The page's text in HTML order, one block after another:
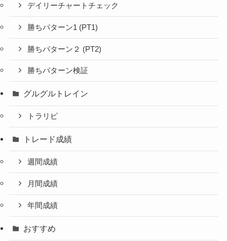
デイリーチャートチェック
勝ちパターン1 (PT1)
勝ちパターン２ (PT2)
勝ちパターン検証
グルグルトレイン
トラリピ
トレード成績
週間成績
月間成績
年間成績
おすすめ